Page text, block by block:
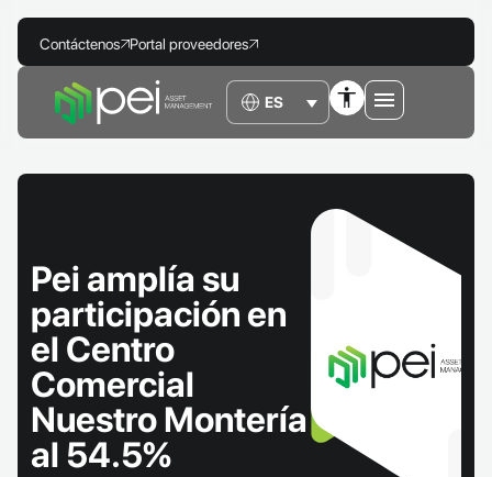
Contáctenos Portal proveedores
Pei amplía su
participación en
el Centro
Comercial
Nuestro Montería
al 54.5%